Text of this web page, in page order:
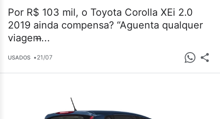
Por R$ 103 mil, o Toyota Corolla XEi 2.0
2019 ainda compensa? “Aguenta qualquer
viagem̶...
USADOS •21/07